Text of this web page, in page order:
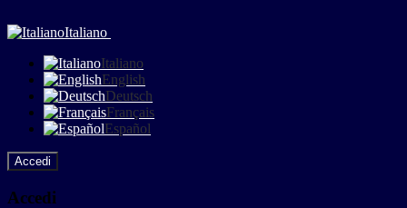
Italiano
Italiano
English
Deutsch
Français
Español
Accedi
Accedi